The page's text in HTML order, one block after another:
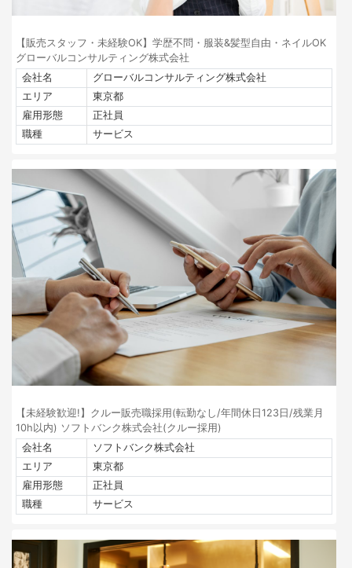
【販売スタッフ・未経験OK】学歴不問・服装&髪型自由・ネイルOK
グローバルコンサルティング株式会社
会社名
グローバルコンサルティング株式会社
エリア
東京都
雇用形態
正社員
職種
サービス
【未経験歓迎!】クルー販売職採用(転勤なし/年間休日123日/残業月
10h以内) ソフトバンク株式会社(クルー採用)
会社名
ソフトバンク株式会社
エリア
東京都
雇用形態
正社員
職種
サービス